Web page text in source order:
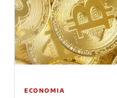
ECONOMIA